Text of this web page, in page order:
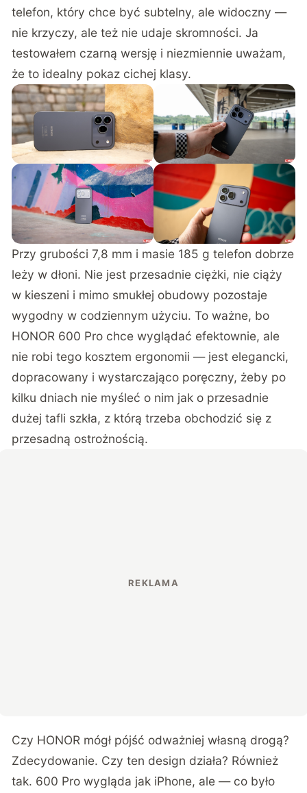
telefon, który chce być subtelny, ale widoczny —
nie krzyczy, ale też nie udaje skromności. Ja
testowałem czarną wersję i niezmiennie uważam,
że to idealny pokaz cichej klasy.
Przy grubości 7,8 mm i masie 185 g telefon dobrze
leży w dłoni. Nie jest przesadnie ciężki, nie ciąży
w kieszeni i mimo smukłej obudowy pozostaje
wygodny w codziennym użyciu. To ważne, bo
HONOR 600 Pro chce wyglądać efektownie, ale
nie robi tego kosztem ergonomii — jest elegancki,
dopracowany i wystarczająco poręczny, żeby po
kilku dniach nie myśleć o nim jak o przesadnie
dużej tafli szkła, z którą trzeba obchodzić się z
przesadną ostrożnością.
Czy HONOR mógł pójść odważniej własną drogą?
Zdecydowanie. Czy ten design działa? Również
tak. 600 Pro wygląda jak iPhone, ale — co było